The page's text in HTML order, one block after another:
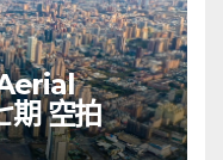
空拍